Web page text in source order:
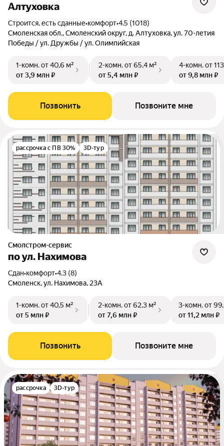
Алтуховка
Строится, есть сданные•комфорт•4.5 (1018)
Смоленская обл., Смоленский округ, д. Алтуховка, ул. 70-летия
Победы / ул. Дружбы / ул. Олимпийская
1-комн.от 40,6 м²
от 3,9 млн ₽
2-комн.от 65,4 м²
от 5,4 млн ₽
4-комн.от
от 9,8 млн ₽
Позвонить Позвоните мне
рассрочка с ПВ 30% 3D-тур
Смолстром-сервис
по ул. Нахимова
Сдан•комфорт•4.3 (8)
Смоленск, ул. Нахимова, 23А
1-комн.от 40,5 м²
от 5 млн ₽
2-комн.от 62,3 м²
от 7,6 млн ₽
3-комн.от
от 11,2 млн ₽
Позвонить Позвоните мне
рассрочка 3D-тур